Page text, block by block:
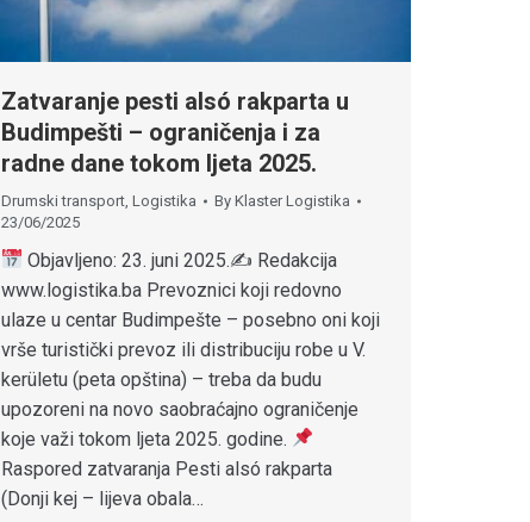
Zatvaranje pesti alsó rakparta u
Budimpešti – ograničenja i za
radne dane tokom ljeta 2025.
Drumski transport Logistika By Klaster Logistika
23/06/2025
Objavljeno: 23. juni 2025.✍ Redakcija
www.logistika.ba Prevoznici koji redovno
ulaze u centar Budimpešte – posebno oni koji
vrše turistički prevoz ili distribuciju robe u V.
kerületu (peta opština) – treba da budu
upozoreni na novo saobraćajno ograničenje
koje važi tokom ljeta 2025. godine.
Raspored zatvaranja Pesti alsó rakparta
(Donji kej – lijeva obala…